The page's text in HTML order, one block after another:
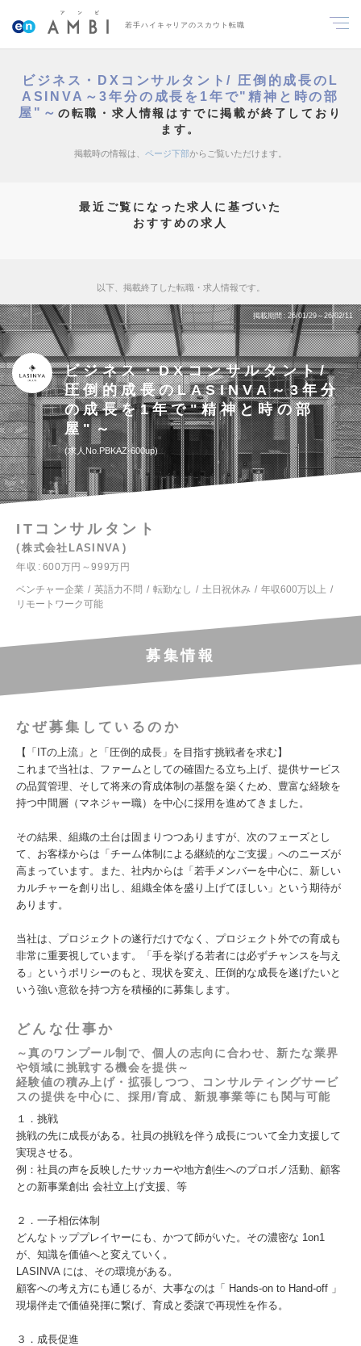
若手ハイキャリアのスカウト転職
ビジネス・DXコンサルタント/ 圧倒的成長のL
ASINVA～3年分の成長を1年で"精神と時の部
屋"～ の転職・求人情報はすでに掲載が終了しており
ます。
掲載時の情報は、 ページ下部からご覧いただけます。
最近ご覧になった求人に基づいた
おすすめの求人
以下、掲載終了した転職・求人情報です。
掲載期間 26/01/29～26/02/11
ビジネス・DXコンサルタント/
圧倒的成長のLASINVA～3年分
の成長を1年で"精神と時の部
屋"～
求人No.PBKAZ-600up
ITコンサルタント
株式会社LASINVA
年収
600万円～999万円
ベンチャー企業
英語力不問 転勤なし 土日祝休み
年収600万以上
リモートワーク可能
募集情報
なぜ募集しているのか
【「ITの上流」と「圧倒的成長」を目指す挑戦者を求む】
これまで当社は、ファームとしての確固たる立ち上げ、提供サービス
の品質管理、そして将来の育成体制の基盤を築くため、豊富な経験を
持つ中間層（マネジャー職）を中心に採用を進めてきました。
その結果、組織の土台は固まりつつありますが、次のフェーズとし
て、お客様からは「チーム体制による継続的なご支援」へのニーズが
高まっています。また、社内からは「若手メンバーを中心に、新しい
カルチャーを創り出し、組織全体を盛り上げてほしい」という期待が
あります。
当社は、プロジェクトの遂行だけでなく、プロジェクト外での育成も
非常に重要視しています。「手を挙げる若者には必ずチャンスを与え
る」というポリシーのもと、現状を変え、圧倒的な成長を遂げたいと
いう強い意欲を持つ方を積極的に募集します。
どんな仕事か
～真のワンプール制で、個人の志向に合わせ、新たな業界
や領域に挑戦する機会を提供～
経験値の積み上げ・拡張しつつ、コンサルティングサービ
スの提供を中心に、採用/育成、新規事業等にも関与可能
１．挑戦
挑戦の先に成長がある。社員の挑戦を伴う成長について全力支援して
実現させる。
例：社員の声を反映したサッカーや地方創生へのプロボノ活動、顧客
との新事業創出 会社立上げ支援、等​
２．一子相伝体制
どんなトッププレイヤーにも、かつて師がいた。その濃密な 1on1
が、知識を価値へと変えていく。
LASINVA には、その環境がある。
顧客への考え方にも通じるが、大事なのは「 Hands-on to Hand-off 」
現場伴走で価値発揮に繋げ、育成と委譲で再現性を作る。
３．成長促進